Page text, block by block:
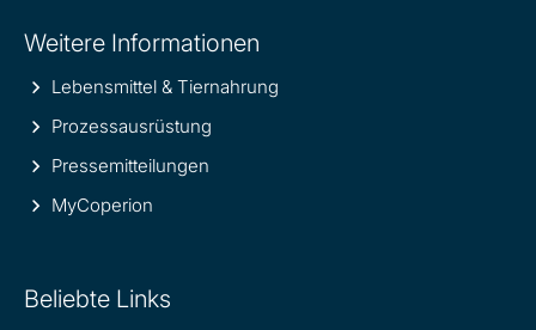
information
Weitere Informationen
Lebensmittel & Tiernahrung
Prozessausrüstung
Pressemitteilungen
MyCoperion
Beliebte Links